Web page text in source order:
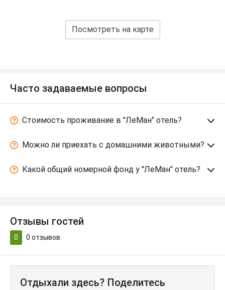
Посмотреть на карте
Часто задаваемые вопросы
Стоимость проживание в "ЛеМан" отель?
Можно ли приехать с домашними животными?
Какой общий номерной фонд у "ЛеМан" отель?
Отзывы гостей
0 0 отзывов
Отдыхали здесь? Поделитесь